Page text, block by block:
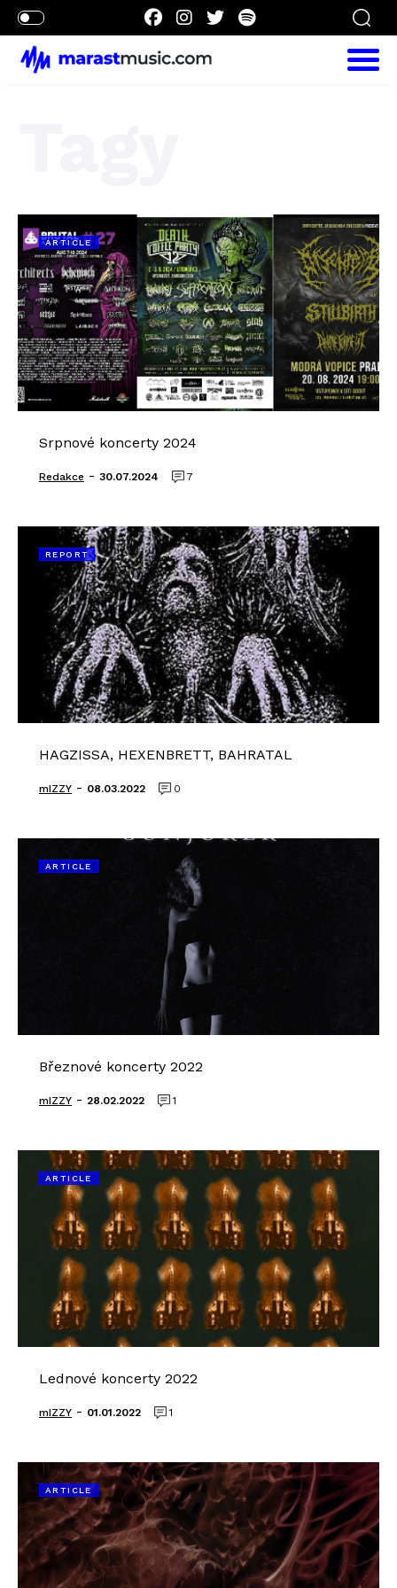
ARTICLE
Srpnové koncerty 2024
Redakce - 30.07.2024 7
REPORT
HAGZISSA, HEXENBRETT, BAHRATAL
mIZZY - 08.03.2022 0
ARTICLE
Březnové koncerty 2022
mIZZY - 28.02.2022 1
ARTICLE
Lednové koncerty 2022
mIZZY - 01.01.2022 1
ARTICLE